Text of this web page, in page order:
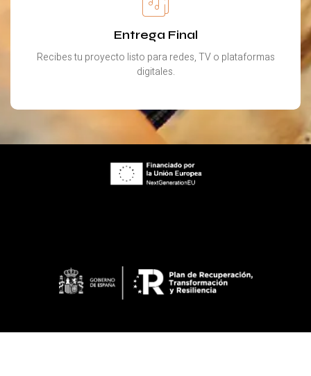
Entrega Final
Recibes tu proyecto listo para redes, TV o plataformas
digitales.
ES